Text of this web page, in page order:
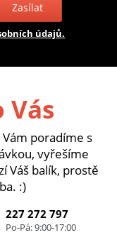
Zasílat
údajů.
Vás
poradíme s
vyřešíme
Váš balík, prostě
:)
227 272 797
Po-Pá: 9:00-17:00